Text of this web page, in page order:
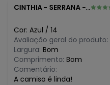
agosto/2026
junho/2026
maio/2026
abril/2026
março/2026
fevereiro/2026
CINTHIA - SERRANA - SP
Cor: Azul / 14
Avaliação geral do produto:
Largura: Bom
Comprimento: Bom
Comentário:
A camisa é linda!